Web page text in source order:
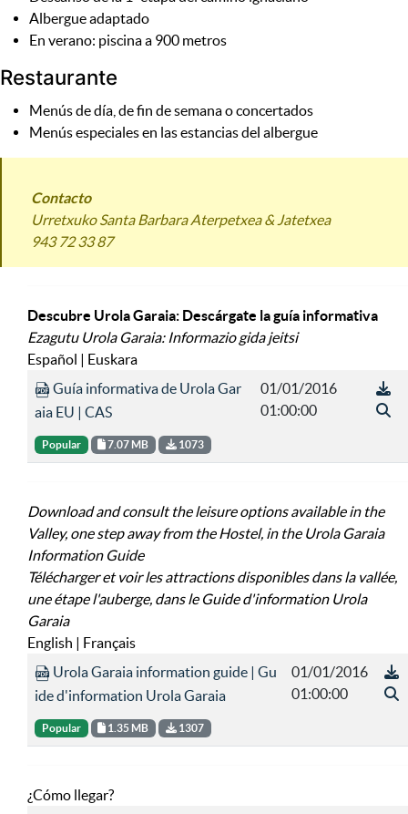
Albergue adaptado
En verano: piscina a 900 metros
Restaurante
Menús de día, de fin de semana o concertados
Menús especiales en las estancias del albergue
Contacto
Urretxuko Santa Barbara Aterpetxea & Jatetxea
943 72 33 87
Descubre Urola Garaia: Descárgate la guía informativa
Ezagutu Urola Garaia: Informazio gida jeitsi
Español | Euskara
Guía informativa de Urola Gar
aia EU | CAS
Popular 7.07 MB 1073
01/01/2016
01:00:00
Download and consult the leisure options available in the
Valley, one step away from the Hostel, in the Urola Garaia
Information Guide
Télécharger et voir les attractions disponibles dans la vallée,
une étape l'auberge, dans le Guide d'information Urola
Garaia
English | Français
Urola Garaia information guide | Gu
ide d'information Urola Garaia
Popular 1.35 MB 1307
01/01/2016
01:00:00
¿Cómo llegar?